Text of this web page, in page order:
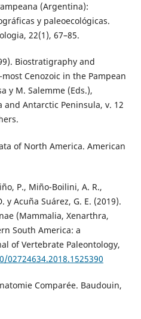
(Argentina):
y paleoecológicas.
22(1), 67–85.
Biostratigraphy and
Cenozoic in the Pampean
y M. Salemme (Eds.),
Antarctic Peninsula, v. 12
of North America. American
P., Miño-Boilini, A. R.,
y Acuña Suárez, G. E. (2019).
(Mammalia, Xenarthra,
South America: a
of Vertebrate Paleontology,
Comparée. Baudouin,